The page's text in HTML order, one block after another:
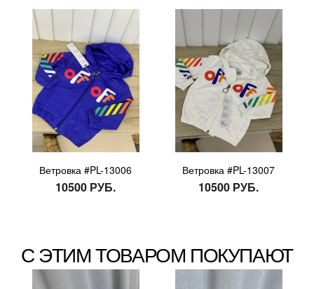
Ветровка #PL-13006
10500 РУБ.
Ветровка #PL-13007
10500 РУБ.
С ЭТИМ ТОВАРОМ ПОКУПАЮТ